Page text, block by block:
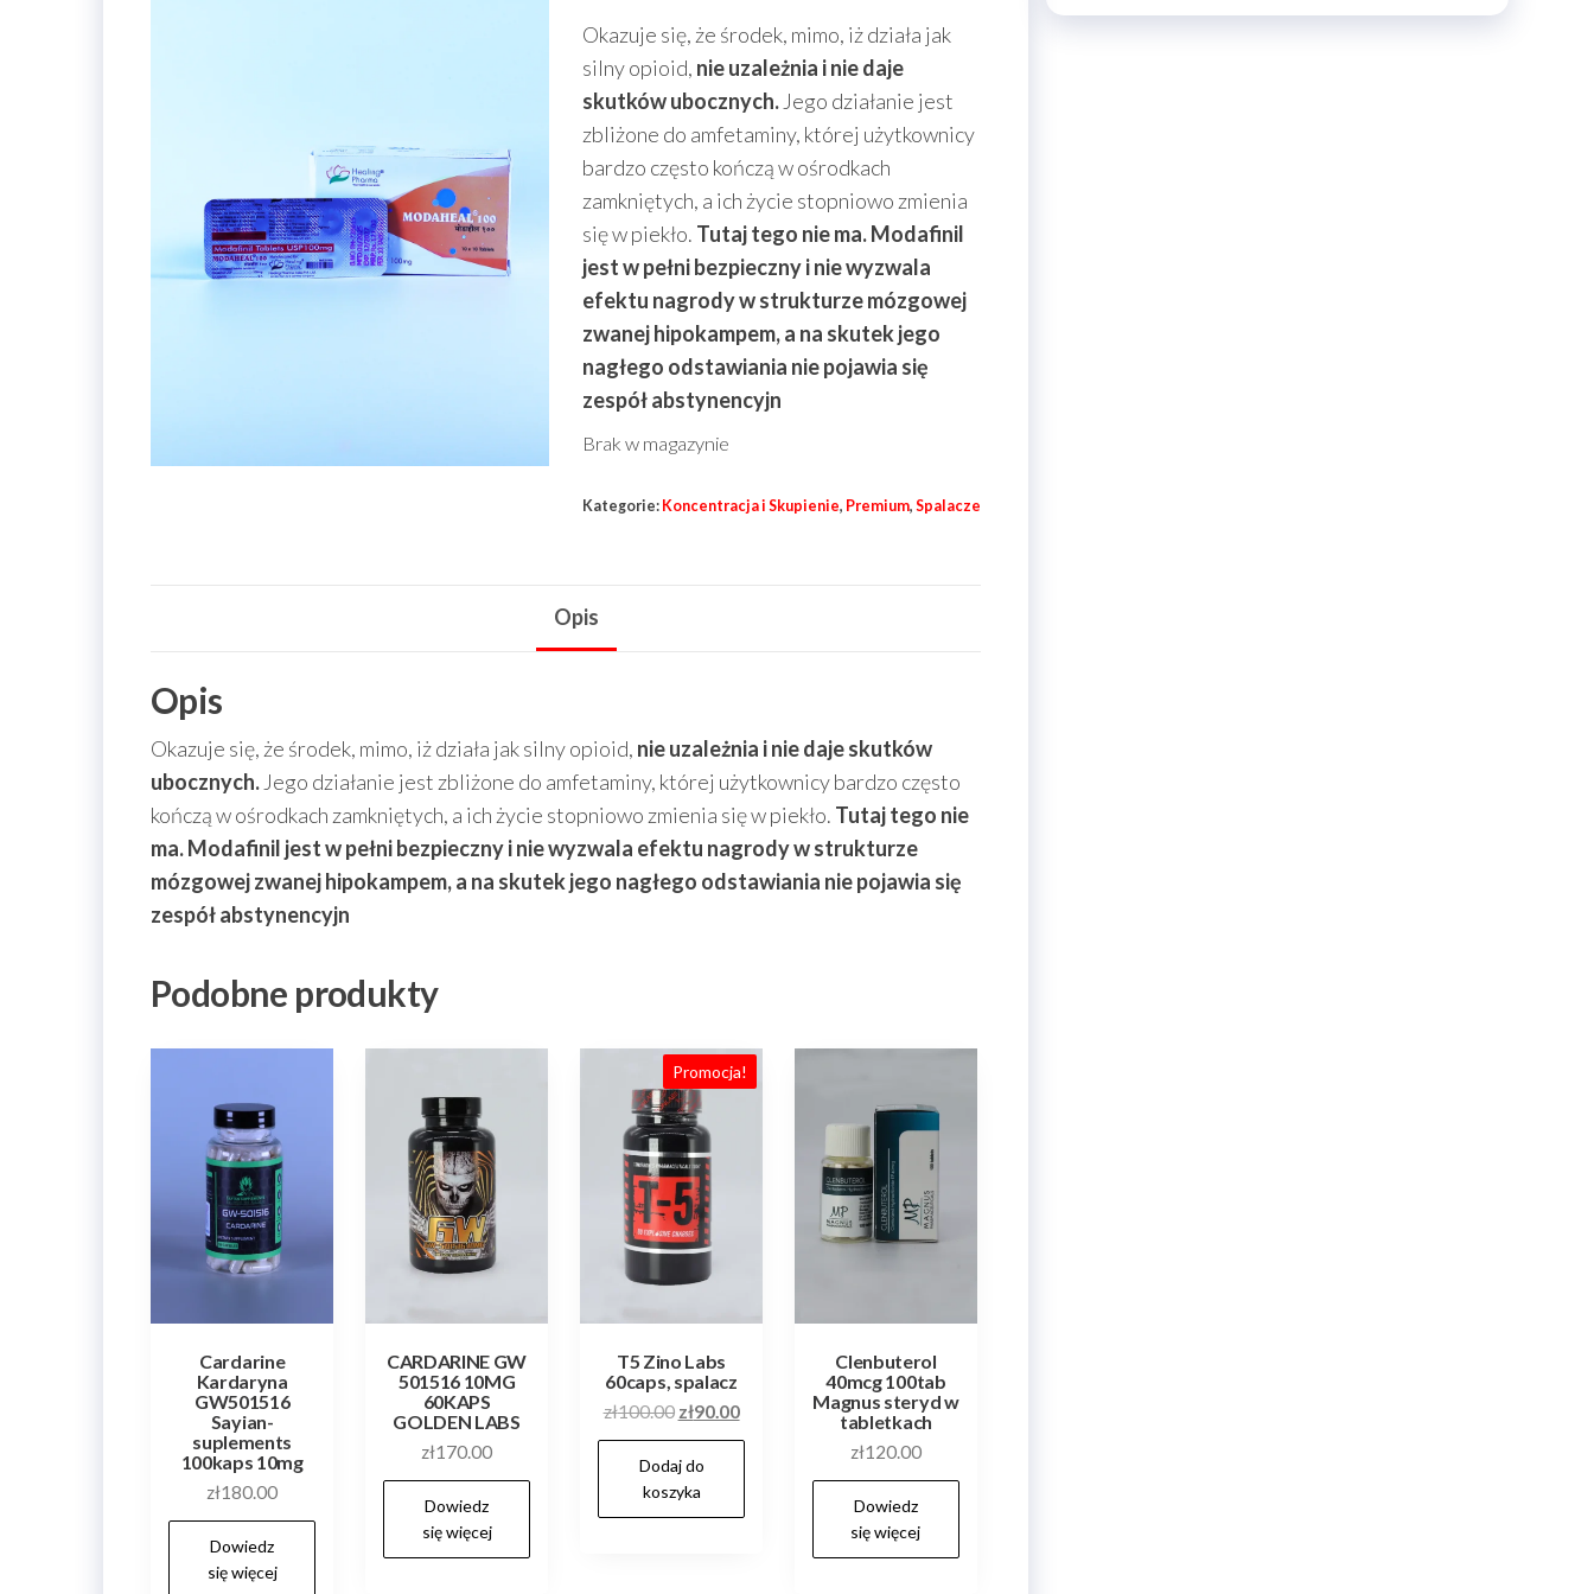
Okazuje się, że środek, mimo, iż działa jak
silny opioid, nie uzależnia i nie daje
skutków ubocznych. Jego działanie jest
zbliżone do amfetaminy, której użytkownicy
bardzo często kończą w ośrodkach
zamkniętych, a ich życie stopniowo zmienia
się w piekło. Tutaj tego nie ma. Modafinil
jest w pełni bezpieczny i nie wyzwala
efektu nagrody w strukturze mózgowej
zwanej hipokampem, a na skutek jego
nagłego odstawiania nie pojawia się
zespół abstynencyjn
Brak w magazynie
Kategorie: Koncentracja i Skupienie, Premium, Spalacze
Opis
Opis
Okazuje się, że środek, mimo, iż działa jak silny opioid, nie uzależnia i nie daje skutków
ubocznych. Jego działanie jest zbliżone do amfetaminy, której użytkownicy bardzo często
kończą w ośrodkach zamkniętych, a ich życie stopniowo zmienia się w piekło. Tutaj tego nie
ma. Modafinil jest w pełni bezpieczny i nie wyzwala efektu nagrody w strukturze
mózgowej zwanej hipokampem, a na skutek jego nagłego odstawiania nie pojawia się
zespół abstynencyjn
Podobne produkty
Cardarine
Kardaryna
GW501516
Sayian-
suplements
100kaps 10mg
zł180.00
Dowiedz
się więcej
CARDARINE GW
501516 10MG
60KAPS
GOLDEN LABS
zł170.00
Dowiedz
się więcej
Promocja!
T5 Zino Labs
60caps, spalacz
zł100.00 Pierwotna
cena
wynosiła:
zł100.00.
zł90.00Aktualna
cena
Dodaj do
koszyka
Clenbuterol
40mcg 100tab
Magnus steryd w
tabletkach
zł120.00
Dowiedz
się więcej